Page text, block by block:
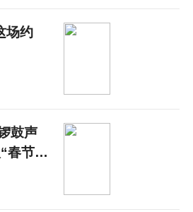
场约
鼓声
春节时